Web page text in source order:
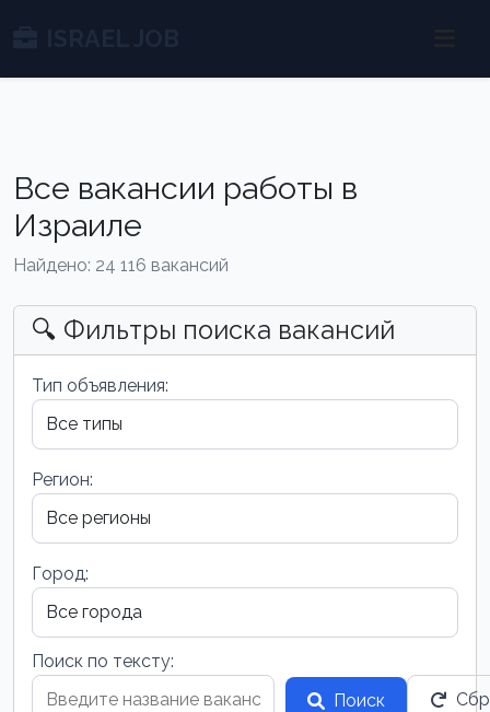
Все вакансии работы в
Израиле
Найдено: 24 116 вакансий
🔍 Фильтры поиска вакансий
Тип объявления:
Регион:
Город:
Поиск по тексту:
Поиск